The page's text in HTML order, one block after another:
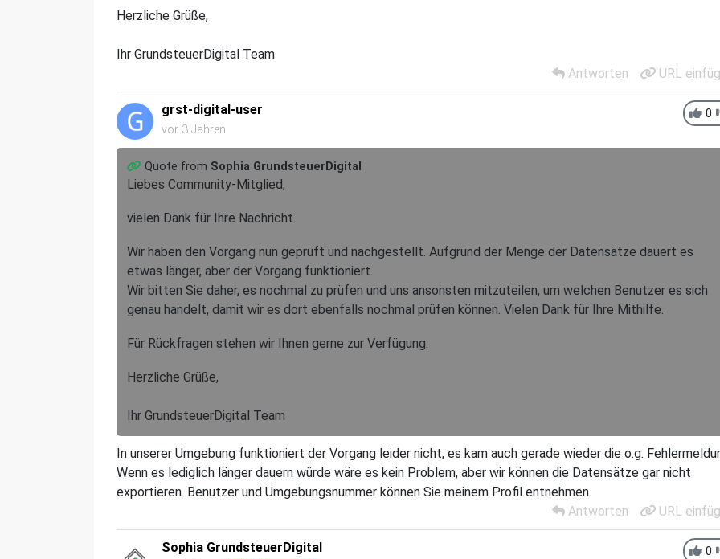
Herzliche Grüße,
Ihr GrundsteuerDigital Team
Antworten
URL
0
grst-digital-user
vor 3 Jahren
Quote from Sophia GrundsteuerDigital
Liebes Community-Mitglied,
vielen Dank für Ihre Nachricht.
Wir haben den Vorgang nun geprüft und nachgestellt. Aufgrund der Menge der Datensätze dauert es
etwas länger, aber der Vorgang funktioniert.
Wir bitten Sie daher, es nochmal zu prüfen und uns ansonsten mitzuteilen, um welchen Benutzer es sich
genau handelt, damit wir es dort ebenfalls nochmal prüfen können. Vielen Dank für Ihre Mithilfe.
Für Rückfragen stehen wir Ihnen gerne zur Verfügung.
Herzliche Grüße,
Ihr GrundsteuerDigital Team
In unserer Umgebung funktioniert der Vorgang leider nicht, es kam auch gerade wieder die o.g.
Wenn es lediglich länger dauern würde wäre es kein Problem, aber wir können die Datensätze gar nicht
exportieren. Benutzer und Umgebungsnummer können Sie meinem Profil entnehmen.
Antworten
URL
0
Sophia GrundsteuerDigital